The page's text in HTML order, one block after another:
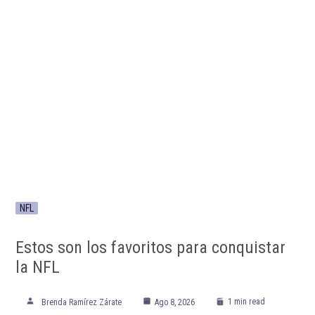
NFL
Estos son los favoritos para conquistar
la NFL
Brenda Ramírez Zárate Ago 8, 2026 1 min read